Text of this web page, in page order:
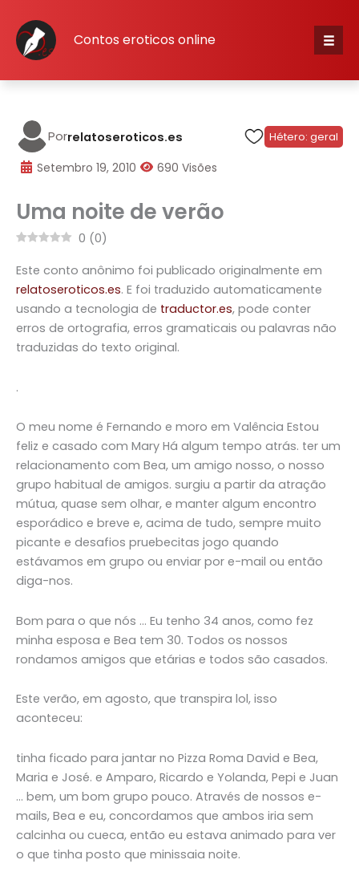
content
Contos eroticos online
Porrelatoseroticos.es Hétero: geral
Setembro 19, 2010 690 Visões
Uma noite de verão
0 (0)
Este conto anônimo foi publicado originalmente em
relatoseroticos.es. E foi traduzido automaticamente
usando a tecnologia de traductor.es, pode conter
erros de ortografia, erros gramaticais ou palavras não
traduzidas do texto original.
.
O meu nome é Fernando e moro em Valência Estou
feliz e casado com Mary Há algum tempo atrás. ter um
relacionamento com Bea, um amigo nosso, o nosso
grupo habitual de amigos. surgiu a partir da atração
mútua, quase sem olhar, e manter algum encontro
esporádico e breve e, acima de tudo, sempre muito
picante e desafios pruebecitas jogo quando
estávamos em grupo ou enviar por e-mail ou então
diga-nos.
Bom para o que nós … Eu tenho 34 anos, como fez
minha esposa e Bea tem 30. Todos os nossos
rondamos amigos que etárias e todos são casados.
Este verão, em agosto, que transpira lol, isso
aconteceu:
tinha ficado para jantar no Pizza Roma David e Bea,
Maria e José. e Amparo, Ricardo e Yolanda, Pepi e Juan
… bem, um bom grupo pouco. Através de nossos e-
mails, Bea e eu, concordamos que ambos iria sem
calcinha ou cueca, então eu estava animado para ver
o que tinha posto que minissaia noite.